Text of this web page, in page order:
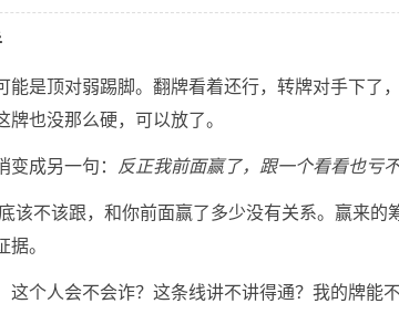
能是顶对弱踢脚。翻牌看着还行，转牌对手下了
也没那么硬，可以放了。
成另一句： 反正我前面赢了，跟一个看看也亏不
该不该跟，和你前面赢了多少没有关系。赢来的
。
这个人会不会诈？这条线讲不讲得通？我的牌能